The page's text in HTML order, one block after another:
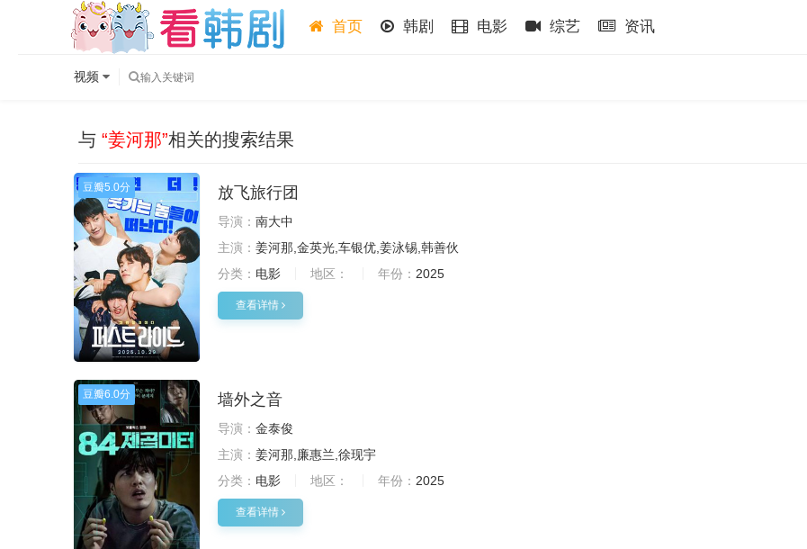
首页 韩剧 电影 综艺 资讯
视频
与 “姜河那”相关的搜索结果
豆瓣5.0分 放飞旅行团
导演： 南大中
主演： 姜河那,金英光,车银优,姜泳锡,韩善伙
分类： 电影 地区： 年份： 2025
查看详情
豆瓣6.0分 墙外之音
导演： 金泰俊
主演： 姜河那,廉惠兰,徐现宇
分类： 电影 地区： 年份： 2025
查看详情